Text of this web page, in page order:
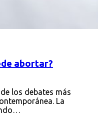
abortar?
los debates más
La